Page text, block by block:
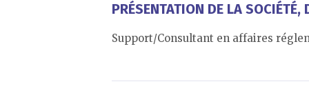
PRÉSENTATION DE LA SOCIÉTÉ,
Support/Consultant en affaires